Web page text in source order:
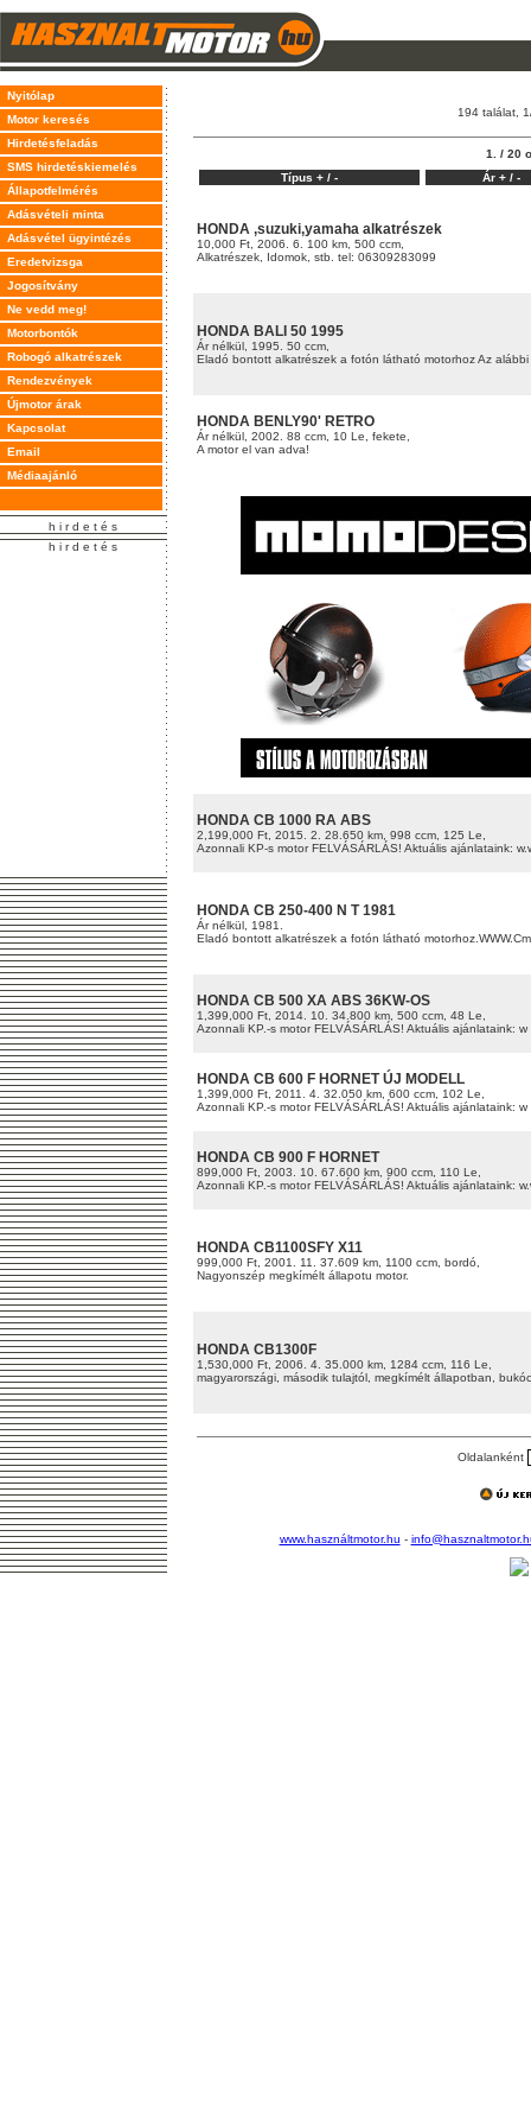
Nyitólap
Motor keresés
Hirdetésfeladás
SMS hirdetéskiemelés
Állapotfelmérés
Adásvételi minta
Adásvétel ügyintézés
Eredetvizsga
Jogosítvány
Ne vedd meg!
Motorbontók
Robogó alkatrészek
Rendezvények
Újmotor árak
Kapcsolat
Email
Médiaajánló
h i r d e t é s
h i r d e t é s
194 találat,
1. / 20
Típus + / - Ár +/ -
HONDA ,suzuki,yamaha alkatrészek
10,000 Ft, 2006. 6. 100 km, 500 ccm,
Alkatrészek, Idomok, stb. tel: 06309283099
HONDA BALI 50 1995
Ár nélkül, 1995. 50 ccm,
Eladó bontott alkatrészek a fotón látható motorhoz Az
HONDA BENLY90' RETRO
Ár nélkül, 2002. 88 ccm, 10 Le, fekete,
A motor el van adva!
HONDA CB 1000 RA ABS
2,199,000 Ft, 2015. 2. 28.650 km, 998 ccm, 125 Le,
Azonnali KP-s motor FELVÁSÁRLÁS! Aktuális ajánlataink:
HONDA CB 250-400 N T 1981
Ár nélkül, 1981.
Eladó bontott alkatrészek a fotón látható
HONDA CB 500 XA ABS 36KW-OS
1,399,000 Ft, 2014. 10. 34.800 km, 500 ccm, 48 Le,
Azonnali KP.-s motor FELVÁSÁRLÁS! Aktuális ajánlataink:
HONDA CB 600 F HORNET ÚJ MODELL
1,399,000 Ft, 2011. 4. 32.050 km, 600 ccm, 102 Le,
Azonnali KP.-s motor FELVÁSÁRLÁS! Aktuális ajánlataink:
HONDA CB 900 F HORNET
899,000 Ft, 2003. 10. 67.600 km, 900 ccm, 110 Le,
Azonnali KP.-s motor FELVÁSÁRLÁS! Aktuális ajánlataink:
HONDA CB1100SFY X11
999,000 Ft, 2001. 11. 37.609 km, 1100 ccm, bordó,
Nagyonszép megkímélt állapotu motor.
HONDA CB1300F
1,530,000 Ft, 2006. 4. 35.000 km, 1284 ccm, 116 Le,
magyarországi, második tulajtól, megkímélt állapotban,
Oldalanként
www.használtmotor.hu -